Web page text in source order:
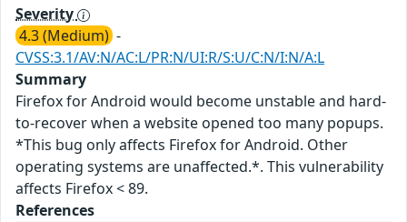
Severity
4.3 (Medium) -
CVSS:3.1/AV:N/AC:L/PR:N/UI:R/S:U/C:N/I:N/A:L
Summary
Firefox for Android would become unstable and hard-
to-recover when a website opened too many popups.
*This bug only affects Firefox for Android. Other
operating systems are unaffected.*. This vulnerability
affects Firefox < 89.
References